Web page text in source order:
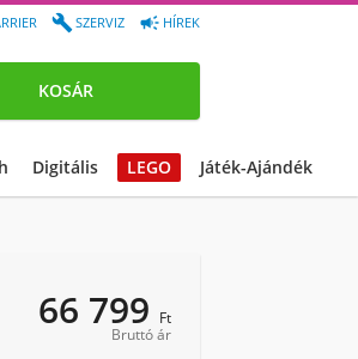
KOSÁR
 HÍREK
 SZERVIZ
Digitális LEGO Játék-Ajándék
66 799 Ft
Bruttó ár